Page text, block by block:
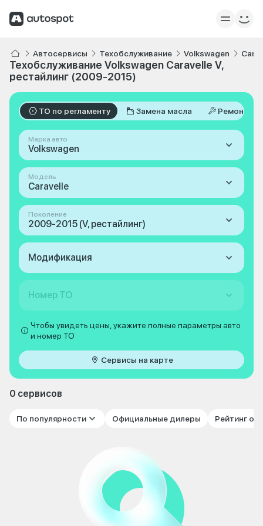
Автосервисы Техобслуживание Volkswagen
Техобслуживание Volkswagen Caravelle V,
рестайлинг (2009-2015)
ТО по регламенту Замена масла Ремонт
Марка авто
Volkswagen
Модель
Caravelle
Поколение
2009-2015 (V, рестайлинг)
Модификация
Номер ТО
Чтобы увидеть цены, укажите полные параметры авто
и номер ТО
Сервисы на карте
0 сервисов
По популярности Официальные дилеры Рейтинг